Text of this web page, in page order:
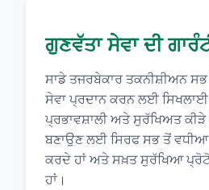
ਗੁਣਵੱਤਾ ਸੇਵਾ ਦੀ
ਸਾਡੇ ਤਜਰਬੇਕਾਰ ਤਕਨੀਸ਼ੀਅਨ
ਸੇਵਾ ਪ੍ਰਦਾਨ ਕਰਨ ਲਈ
ਪ੍ਰਭਾਵਸ਼ਾਲੀ ਅਤੇ ਸੁਰੱਖਿਅਤ ਕੀੜੇ
ਬਣਾਉਣ ਲਈ ਸਿਰਫ ਸਭ ਤੋਂ ਵਧੀਆ
ਕਰਦੇ ਹਾਂ ਅਤੇ ਸਖ਼ਤ ਸੁਰੱਖਿਆ
ਹਾਂ।